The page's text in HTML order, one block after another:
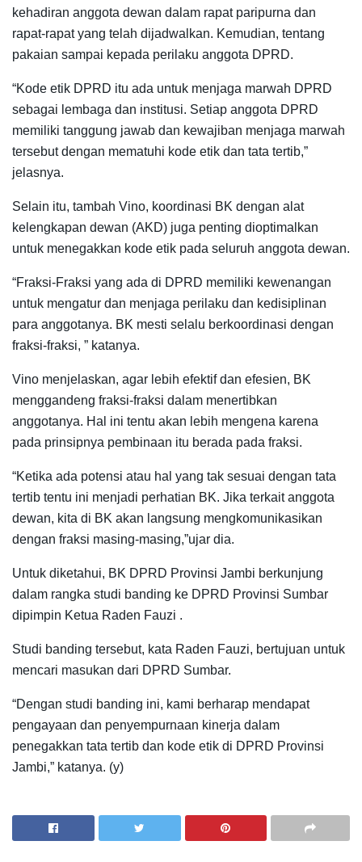
kehadiran anggota dewan dalam rapat paripurna dan
rapat-rapat yang telah dijadwalkan. Kemudian, tentang
pakaian sampai kepada perilaku anggota DPRD.
“Kode etik DPRD itu ada untuk menjaga marwah DPRD
sebagai lembaga dan institusi. Setiap anggota DPRD
memiliki tanggung jawab dan kewajiban menjaga marwah
tersebut dengan mematuhi kode etik dan tata tertib,”
jelasnya.
Selain itu, tambah Vino, koordinasi BK dengan alat
kelengkapan dewan (AKD) juga penting dioptimalkan
untuk menegakkan kode etik pada seluruh anggota dewan.
“Fraksi-Fraksi yang ada di DPRD memiliki kewenangan
untuk mengatur dan menjaga perilaku dan kedisiplinan
para anggotanya. BK mesti selalu berkoordinasi dengan
fraksi-fraksi, ” katanya.
Vino menjelaskan, agar lebih efektif dan efesien, BK
menggandeng fraksi-fraksi dalam menertibkan
anggotanya. Hal ini tentu akan lebih mengena karena
pada prinsipnya pembinaan itu berada pada fraksi.
“Ketika ada potensi atau hal yang tak sesuai dengan tata
tertib tentu ini menjadi perhatian BK. Jika terkait anggota
dewan, kita di BK akan langsung mengkomunikasikan
dengan fraksi masing-masing,”ujar dia.
Untuk diketahui, BK DPRD Provinsi Jambi berkunjung
dalam rangka studi banding ke DPRD Provinsi Sumbar
dipimpin Ketua Raden Fauzi .
Studi banding tersebut, kata Raden Fauzi, bertujuan untuk
mencari masukan dari DPRD Sumbar.
“Dengan studi banding ini, kami berharap mendapat
pengayaan dan penyempurnaan kinerja dalam
penegakkan tata tertib dan kode etik di DPRD Provinsi
Jambi,” katanya. (y)